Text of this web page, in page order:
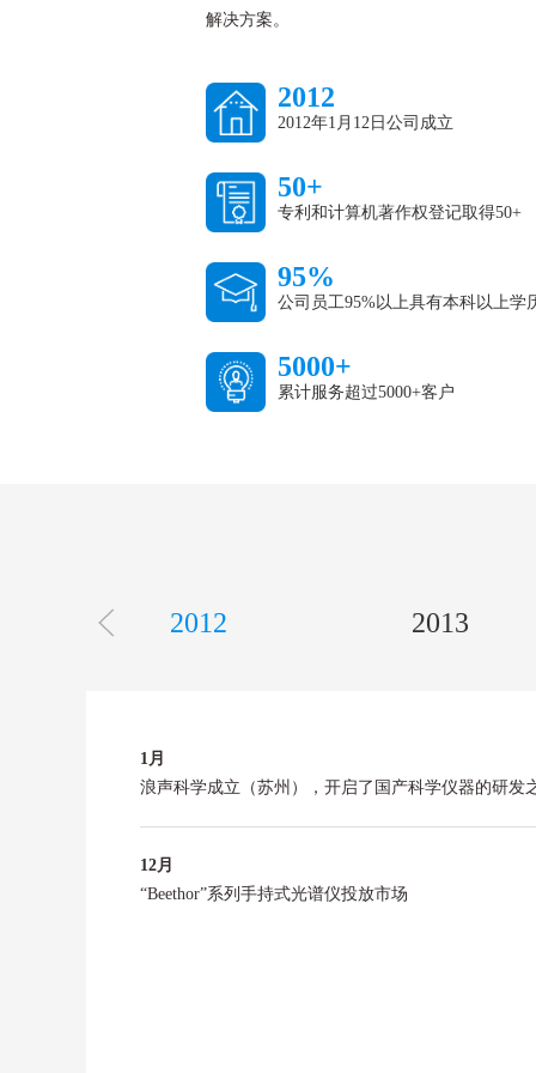
解决方案。
2012
2012年1月12日公司成立
50+
专利和计算机著作权登记取得50+
95%
公司员工95%以上具有本科以上学
5000+
累计服务超过5000+客户
2012 2013
1 月
浪声科学成立（苏州），开启了国产科学仪器的研发
12 月
“Beethor”系列手持式光谱仪投放市场